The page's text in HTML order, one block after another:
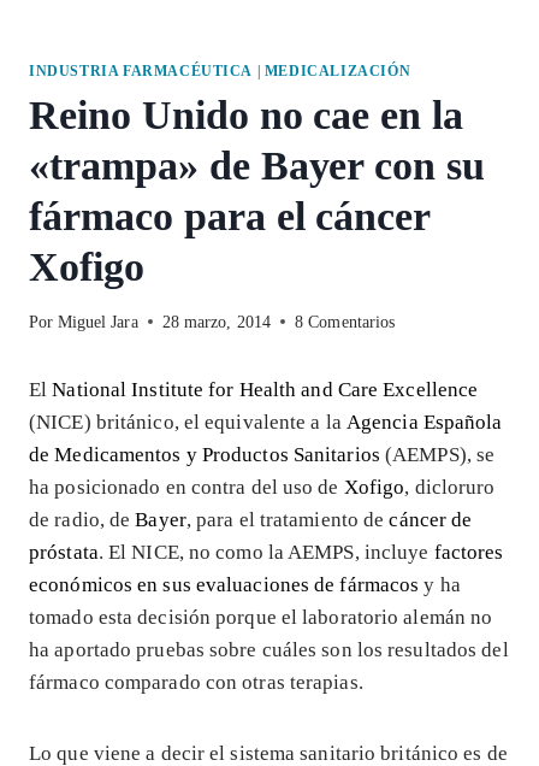
INDUSTRIA FARMACÉUTICA MEDICALIZACIÓN
Reino Unido no cae en la
«trampa» de Bayer con su
fármaco para el cáncer
Xofigo
Por Miguel Jara 28 marzo, 2014 8 Comentarios
ElNational Institute for Health and Care Excellence
(NICE) británico, el equivalente a la Agencia Española
de Medicamentos y Productos Sanitarios (AEMPS), se
ha posicionado en contra del uso de Xofigo, dicloruro
de radio, deBayer, para el tratamiento decáncer de
próstata. El NICE, no como la AEMPS, incluye factores
económicos en sus evaluaciones de fármacos y ha
tomado esta decisión porque el laboratorio alemán no
ha aportado pruebas sobre cuáles son los resultados del
fármaco comparado con otras terapias.
Lo que viene a decir el sistema sanitario británico es de